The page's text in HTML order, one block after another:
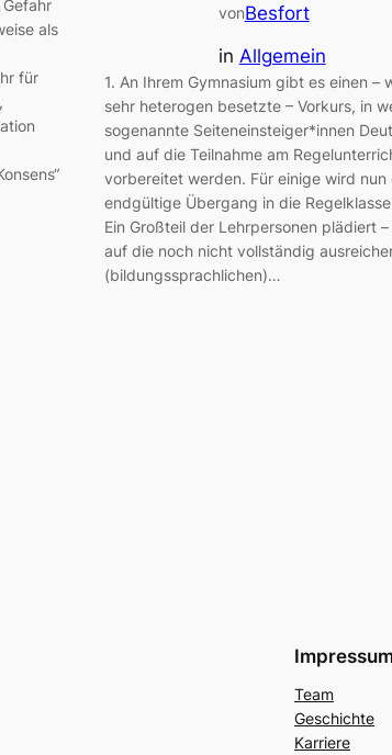
als
für
vonBesfort
in Allgemein
1. An Ihrem Gymnasium gibt es einen –
sehr heterogen besetzte – Vorkurs, in
sogenannte Seiteneinsteiger*innen
und auf die Teilnahme am
vorbereitet werden. Für einige wird nun
endgültige Übergang in die
Ein Großteil der Lehrpersonen plädiert
auf die noch nicht vollständig
(bildungssprachlichen)…
Team
Geschichte
Karriere